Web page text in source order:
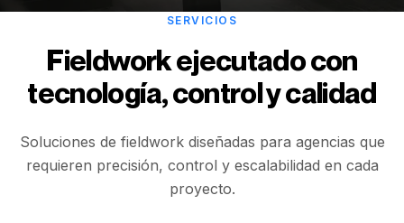
SERVICIOS
Fieldwork ejecutado con
tecnología, control y calidad
Soluciones de fieldwork diseñadas para agencias que
requieren precisión, control y escalabilidad en cada
proyecto.